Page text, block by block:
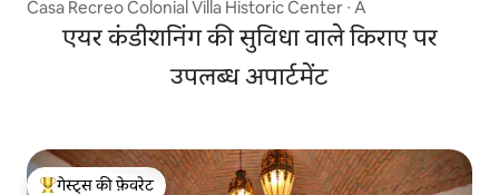
Casa Recreo Colonial Villa Historic Center ∙ A
एयर कंडीशनिंग की सुविधा वाले किराए पर
उपलब्ध अपार्टमेंट
गेस्ट्स की फ़ेवरेट